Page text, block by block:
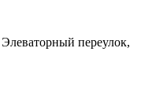
переулок,